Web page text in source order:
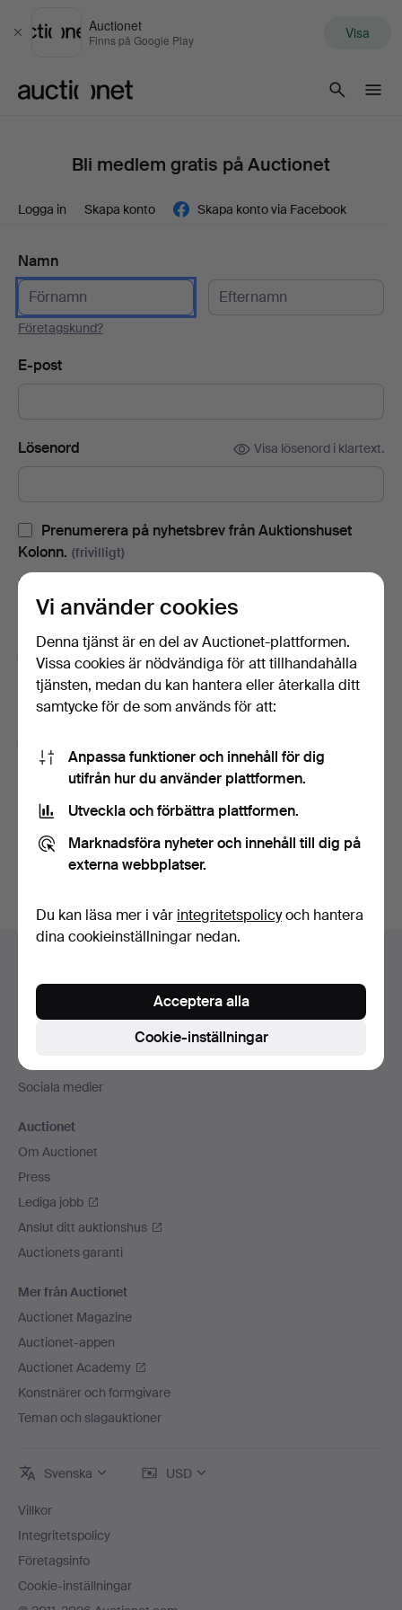
Stäng
Auctionet
Finns på Google Play Visa
Bli medlem gratis på Auctionet
Logga in Skapa konto Skapa konto via Facebook
Namn
Företagskund?
E-post
Lösenord Visa lösenord i klartext.
Prenumerera på nyhetsbrev från Auktionshuset
Kolonn. (frivilligt)
Med bl.a. auktionskataloger, inbjudningar till evenemang och
nyheter. Om du ångrar dig kan du enkelt avsluta
prenumerationen.
Prenumerera på Auctionets nyhetsbrev. (frivilligt)
Med bl.a. experttips, utvalda föremål och inspiration. Om du
ångrar dig kan du enkelt avsluta prenumerationen.
användarvillkoren,köpvillkoren samt bekräftar att jag
har tagit del avintegritetspolicyn.
Skapa konto
Sidfotsnavigation
Kontakta support
Alla auktionshus
Vi skickar med
Sociala medier
Auctionet
Om Auctionet
Press
Lediga jobb
Anslut ditt auktionshus
Auctionets garanti
Mer från Auctionet
Auctionet Magazine
Auctionet-appen
Auctionet Academy
Konstnärer och formgivare
Teman och slagauktioner
Svenska USD
Villkor
Integritetspolicy
Företagsinfo
Cookie-inställningar
Vi använder cookies
Denna tjänst är en del av Auctionet-plattformen.
Vissa cookies är nödvändiga för att tillhandahålla
tjänsten, medan du kan hantera eller återkalla ditt
samtycke för de som används för att:
Anpassa funktioner och innehåll för dig
utifrån hur du använder plattformen.
Utveckla och förbättra plattformen.
Marknadsföra nyheter och innehåll till dig på
externa webbplatser.
Du kan läsa mer i vår integritetspolicyoch hantera
dina cookieinställningar nedan.
Cookie-inställningar
Acceptera alla